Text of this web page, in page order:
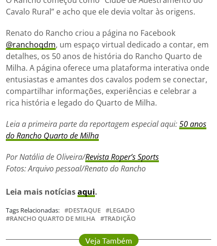
Cavalo Rural” e acho que ele devia voltar às origens.
Renato do Rancho criou a página no Facebook
@ranchoqdm, um espaço virtual dedicado a contar, em
detalhes, os 50 anos de história do Rancho Quarto de
Milha. A página oferece uma plataforma interativa onde
entusiastas e amantes dos cavalos podem se conectar,
compartilhar informações, experiências e celebrar a
rica história e legado do Quarto de Milha.
Leia a primeira parte da reportagem especial aqui:50 anos
do Rancho Quarto de Milha
Por Natália de Oliveira/Revista Roper’s Sports
Fotos: Arquivo pessoal/Renato do Rancho
Leia mais notíciasaqui.
Tags Relacionadas: DESTAQUE
LEGADO
RANCHO QUARTO DE MILHA
TRADIÇÃO
Veja Também